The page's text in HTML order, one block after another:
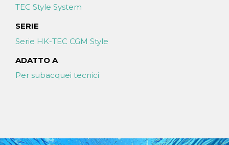
TEC Style System
SERIE
Serie HK-TEC CGM Style
ADATTO A
Per subacquei tecnici